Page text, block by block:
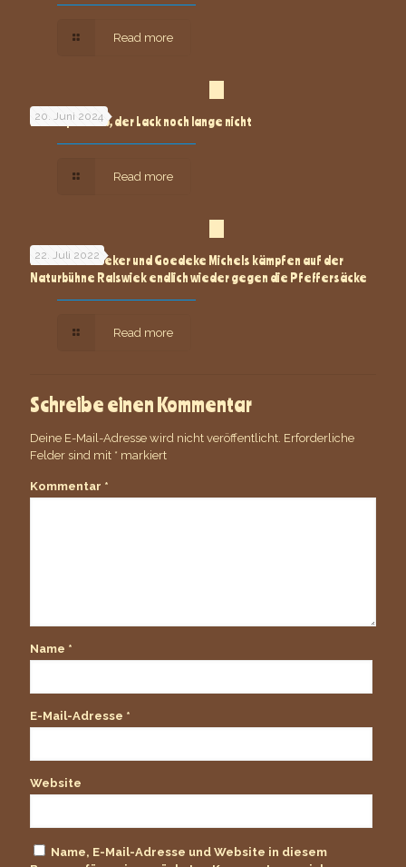
Read more
20. Juni 2024
Der Kopf ist ab, der Lack noch lange nicht
Read more
22. Juli 2022
Klaus Störtebeker und Goedeke Michels kämpfen auf der
Naturbühne Ralswiek endlich wieder gegen die Pfeffersäcke
Read more
Schreibe einen Kommentar
Deine E-Mail-Adresse wird nicht veröffentlicht. Erforderliche
Felder sind mit * markiert
Kommentar *
Name *
E-Mail-Adresse *
Website
Name, E-Mail-Adresse und Website in diesem